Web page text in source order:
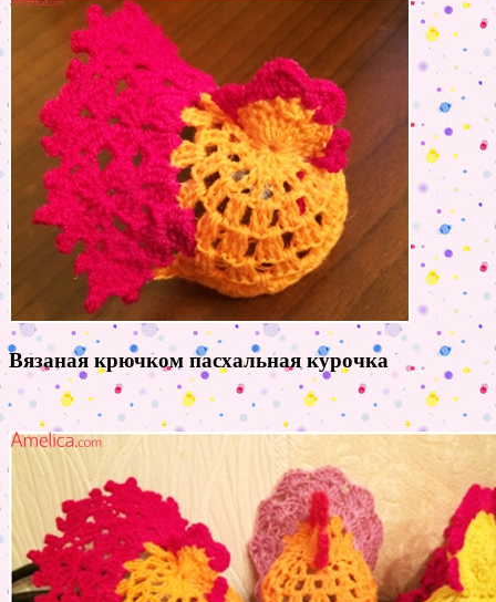
Вязаная крючком пасхальная курочка